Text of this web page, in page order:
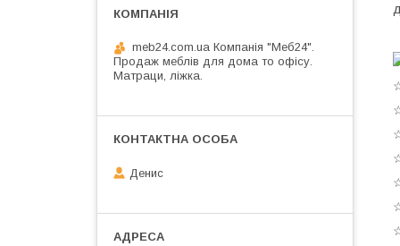
meb24.com.ua Компанія "Меб24".
Продаж меблів для дома то офісу.
Матраци, ліжка.
Денис